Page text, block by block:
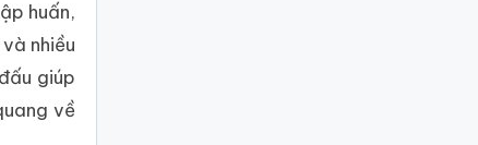
huấn,
nhiều
giúp
về